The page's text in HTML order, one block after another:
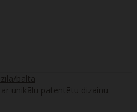
balta
unikālu patentētu dizainu.